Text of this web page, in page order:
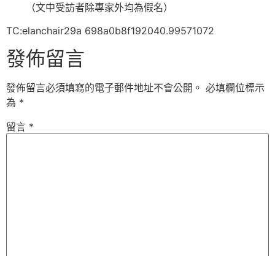
（文中受訪者除專家外均為假名）
TC:elanchair29a 698a0b8f192040.99571072
發佈留言
發佈留言必須填寫的電子郵件地址不會公開。 必填欄位標示
為 *
留言 *